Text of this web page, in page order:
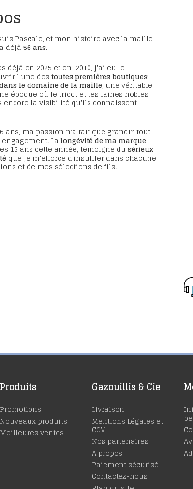
Pascale, et mon histoire avec la maille
déjà 56 ans.
déjà en 2025 et en 2010, j'ai eu le
l'une destoutes premières boutiques
le domaine de la maille, une véritable
époque où le tricot et les laines nobles
encore la visibilité qu'ils connaissent
ans, ma passion n'a fait que grandir, tout
La longévité de ma marque,
15 ans cette année, témoigne dusérieux
que je m'efforce d'insuffler dans chacune
et de mes sélections de fils.
Produits
Promotions
Nouveaux produits
Meilleures ventes
Gazouillis & Cie
Livraison
Mentions Légales et
CGV
Nos partenaires
A propos
Paiement sécurisé
Contactez-nous